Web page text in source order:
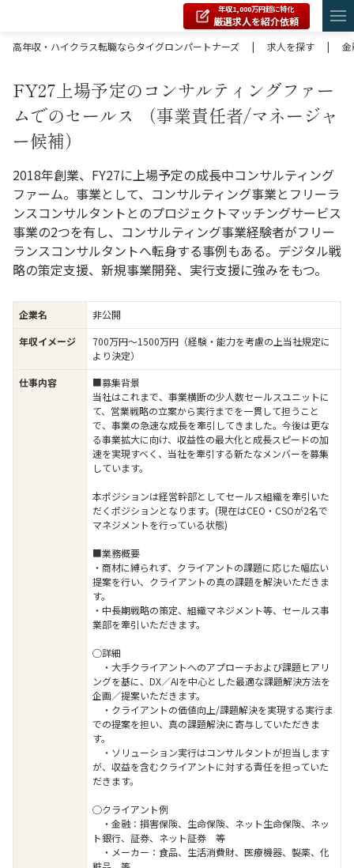
年収1,000万円超に特化
厳選求人を紹介依頼
高年収・ハイクラス転職ならタイグロンパートナーズ
| 求人を探す | 金
FY27上場予定のコンサルティングファー
ムでのセールス （事業責任者/マネージャ
ー候補）
2018年創業、FY27に上場予定の成長中コンサルティング
ファーム。事業として、コンサルティング事業とフリーラ
ンスコンサルタントとのプロジェクトマッチングサービス
事業の2つを有し、コンサルティング事業経験者がフリー
ランスコンサルタントへ転身する事例もある。デジタル戦
略の策定支援、新規事業開発、実行支援に強みをもつ。
企業名
非公開
年収イメージ
700万円〜1500万円（経験・能力を考慮の上当社規定に
より決定）
仕事内容
■募集背景
当社はこれまで、事業横断の少人数セールスユニットに
て、営業戦略の立案から実行までを一貫して担うこと
で、事業の急速な成長を牽引してきました。今後は更な
る事業拡大に向け、収益性の最大化と成長スピードの加
速を実現すべく、当社を牽引する新たなメンバーを募集
しています。
本ポジションは経営幹部としてセールス組織を牽引いた
だくポジションとなります。(現在はCEO・CSOが2名で
マネジメントを行っている状態)
■業務概要
・商材に縛られず、クライアントの課題に応じた幅広い
提案を行い、クライアントの真の課題を解決いただきま
す。
・中長期戦略の策定、組織マネジメント等、セールス事
業部を牽引いただきます。
◯詳細
・大手クライアントへのアプローチおよび課題ヒアリ
ングを基に、DX／AIを中心とした最適な課題解決方法を
企画／提案いただきます。
・クライアントの価値向上/課題解決を実現する実行ま
での提案を担い、真の課題解決に寄与していただきま
す。
・ソリューション実行はコンサルタントが担当します
が、収益を含むクライアントに対する責任を担っていた
だきます。
◯クライアント例
・金融：損害保険、生命保険、ネット生命保険、ネッ
ト銀行、証券、ネット証券 等
・メーカー：食品、生活消費財、医療機器、製薬、化